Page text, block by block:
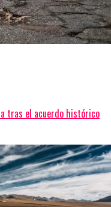
tras el acuerdo histórico